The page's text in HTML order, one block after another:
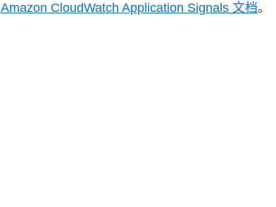
Amazon CloudWatch Application Signals 文档。